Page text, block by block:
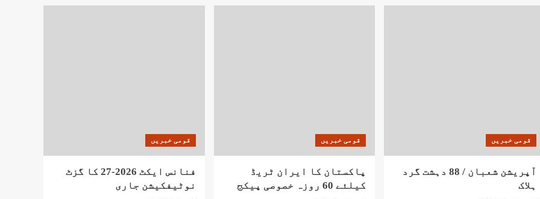
قومی خبریں
آپریشن شعبان / 88 دہشت گرد
ہلاک
قومی خبریں
پاکستان کا ایران ٹریڈ
کیلئے 60 روزہ خصوصی پیکج
قومی خبریں
فنانس ایکٹ 2026-27 کا گزٹ
نوٹیفکیشن جاری